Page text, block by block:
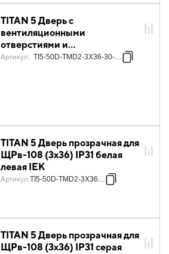
TITAN 5 Дверь с
вентиляционными
отверстиями и
радиопрозрачной вставкой
Артикул: TI5-50D-TMD2-3X36-30-7035
TITAN 5 Дверь прозрачная для
ЩРв-108 (3х36) IP31 белая
левая IEK
Артикул:TI5-50D-TMD2-3X36-31
TITAN 5 Дверь прозрачная для
ЩРв-108 (3х36) IP31 серая